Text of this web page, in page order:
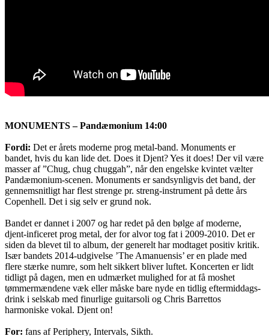
MONUMENTS – Pandæmonium 14:00
Fordi: Det er årets moderne prog metal-band. Monuments er
bandet, hvis du kan lide det. Does it Djent? Yes it does! Der vil være
masser af ”Chug, chug chuggah”, når den engelske kvintet vælter
Pandæmonium-scenen. Monuments er sandsynligvis det band, der
gennemsnitligt har flest strenge pr. streng-instrument på dette års
Copenhell. Det i sig selv er grund nok.
Bandet er dannet i 2007 og har redet på den bølge af moderne,
djent-inficeret prog metal, der for alvor tog fat i 2009-2010. Det er
siden da blevet til to album, der generelt har modtaget positiv kritik.
Især bandets 2014-udgivelse ’The Amanuensis’ er en plade med
flere stærke numre, som helt sikkert bliver luftet. Koncerten er lidt
tidligt på dagen, men en udmærket mulighed for at få moshet
tømmermændene væk eller måske bare nyde en tidlig eftermiddags-
drink i selskab med finurlige guitarsoli og Chris Barrettos
harmoniske vokal. Djent on!
For: fans af Periphery, Intervals, Sikth.